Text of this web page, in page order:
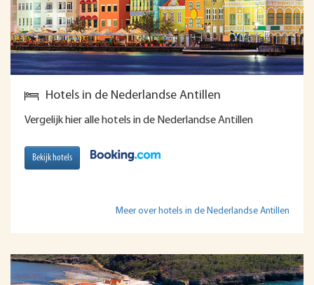
Hotels in de Nederlandse Antillen
Vergelijk hier alle hotels in de Nederlandse Antillen
Bekijk hotels
Meer over hotels in de Nederlandse Antillen